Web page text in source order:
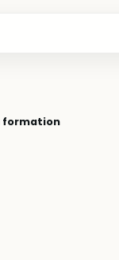
formation